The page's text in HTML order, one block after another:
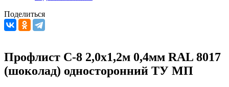
Поделиться
Профлист С-8 2,0х1,2м 0,4мм RAL 8017
(шоколад) односторонний ТУ МП